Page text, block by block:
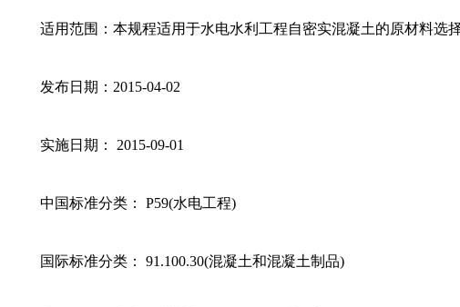
适用范围：本规程适用于水电水利工程自密实混凝土的原材料选
发布日期：2015-04-02
实施日期： 2015-09-01
中国标准分类： P59(水电工程)
国际标准分类： 91.100.30(混凝土和混凝土制品)